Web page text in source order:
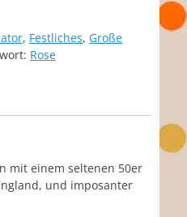
, Festliches, Große
Rose
mit einem seltenen 50er
und imposanter